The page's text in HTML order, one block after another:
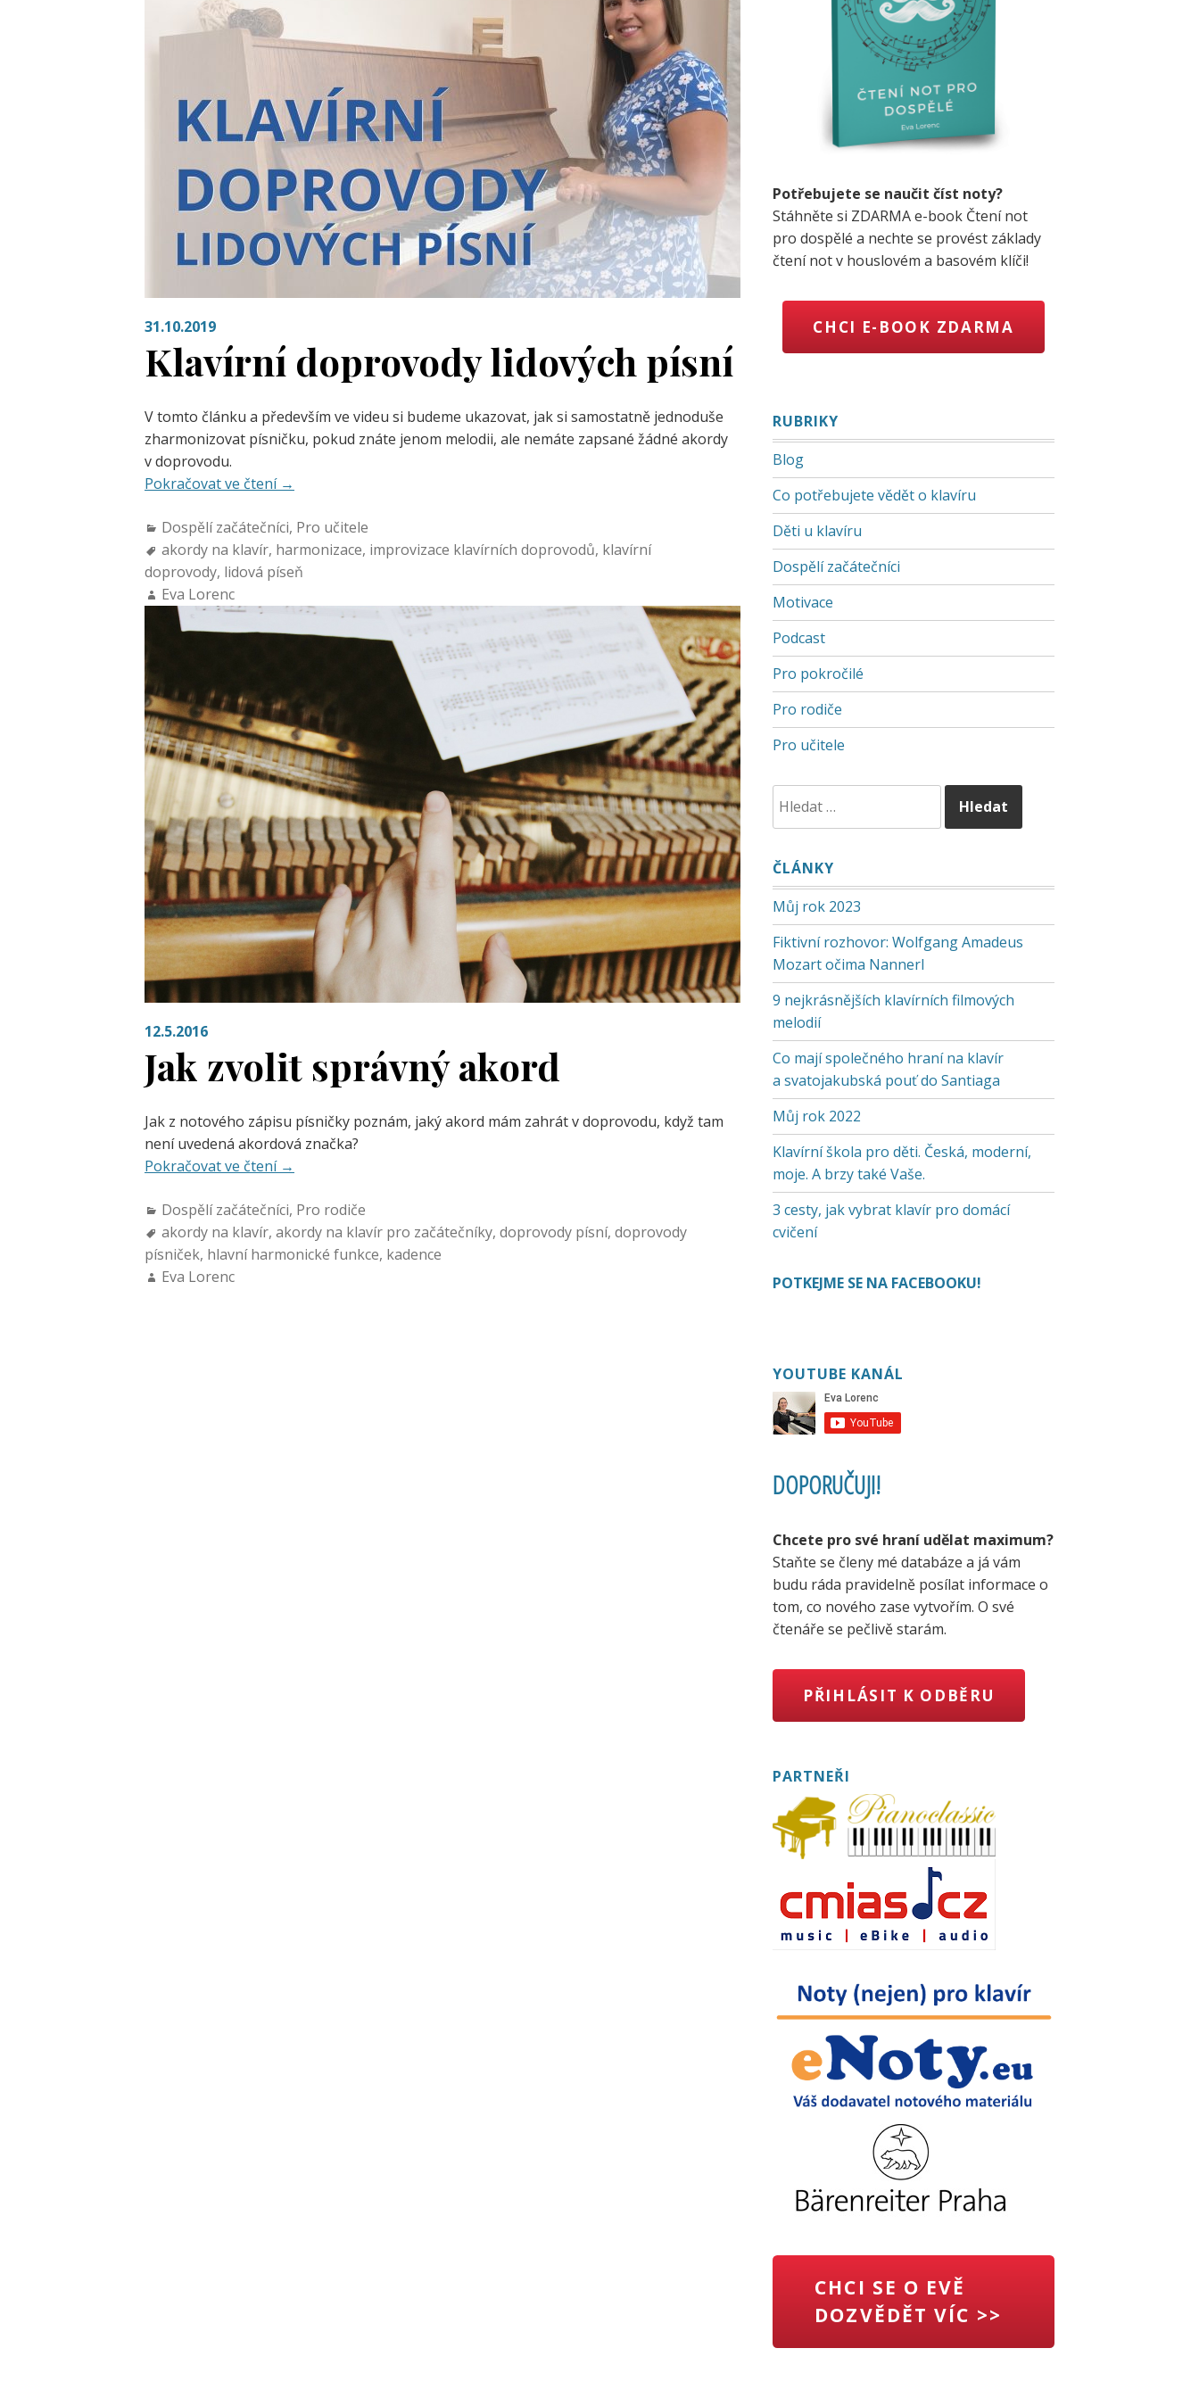
31.10.2019
Klavírní doprovody lidových písní
V tomto článku a především ve videu si budeme ukazovat, jak si samostatně jednoduše
zharmonizovat písničku, pokud znáte jenom melodii, ale nemáte zapsané žádné akordy
v doprovodu.
Pokračovat ve čtení →
Dospělí začátečníci, Pro učitele
akordy na klavír, harmonizace, improvizace klavírních doprovodů, klavírní
doprovody, lidová píseň
Eva Lorenc
12.5.2016
Jak zvolit správný akord
Jak z notového zápisu písničky poznám, jaký akord mám zahrát v doprovodu, když tam
není uvedená akordová značka?
Pokračovat ve čtení →
Dospělí začátečníci, Pro rodiče
akordy na klavír, akordy na klavír pro začátečníky, doprovody písní, doprovody
písniček, hlavní harmonické funkce, kadence
Eva Lorenc
Potřebujete se naučit číst noty?
Stáhněte si ZDARMA e-book Čtení not
pro dospělé a nechte se provést základy
čtení not v houslovém a basovém klíči!
CHCI E-BOOK ZDARMA
RUBRIKY
Blog
Co potřebujete vědět o klavíru
Děti u klavíru
Dospělí začátečníci
Motivace
Podcast
Pro pokročilé
Pro rodiče
Pro učitele
ČLÁNKY
Můj rok 2023
Fiktivní rozhovor: Wolfgang Amadeus
Mozart očima Nannerl
9 nejkrásnějších klavírních filmových
melodií
Co mají společného hraní na klavír
a svatojakubská pouť do Santiaga
Můj rok 2022
Klavírní škola pro děti. Česká, moderní,
moje. A brzy také Vaše.
3 cesty, jak vybrat klavír pro domácí
cvičení
POTKEJME SE NA FACEBOOKU!
YOUTUBE KANÁL
DOPORUČUJI!
Chcete pro své hraní udělat maximum?
Staňte se členy mé databáze a já vám
budu ráda pravidelně posílat informace o
tom, co nového zase vytvořím. O své
čtenáře se pečlivě starám.
PŘIHLÁSIT K ODBĚRU
PARTNEŘI
CHCI SE O EVĚ
DOZVĚDĚT VÍC >>